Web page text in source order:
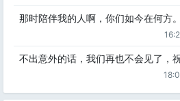
那时陪伴我的人啊，你们如今在何方。
不出意外的话，我们再也不会见了，